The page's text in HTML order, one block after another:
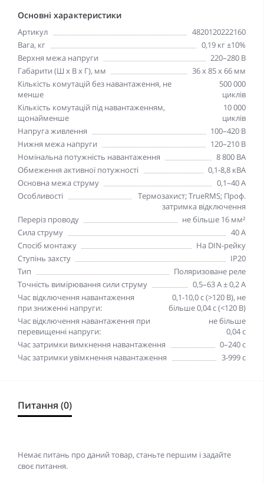
Основні характеристики
Артикул
4820120222160
Вага, кг
0,19 кг ±10%
Верхня межа напруги
220–280 В
Габарити (Ш х В х Г), мм
36 х 85 х 66 мм
Кількість комутацій без навантаження, не
менше
500 000
циклів
Кількість комутацій під навантаженням,
щонайменше
10 000
циклів
Напруга живлення
100–420 В
Нижня межа напруги
120–210 В
Номінальна потужність навантаження
8 800 ВА
Обмеження активної потужності
0,1-8,8 кВА
Основна межа струму
0,1–40 А
Особливості
Термозахист; TrueRMS; Проф.
затримка відключення
Переріз проводу
не більше 16 мм²
Сила струму
40 А
Спосіб монтажу
На DIN-рейку
Ступінь захсту
IP20
Тип
Поляризоване реле
Точність вимірювання сили струму
0,5–63 А ± 0,2 А
Час відключення навантаження
при зниженні напруги:
0,1-10,0 с (>120 В), не
більше 0,04 с (<120 В)
Час відключення навантаження при
перевищенні напруги:
не більше
0,04 с
Час затримки вимкнення навантаження
0–240 с
Час затримки увімкнення навантаження
3-999 с
Питання (0)
Немає питань про даний товар, станьте першим і задайте
своє питання.